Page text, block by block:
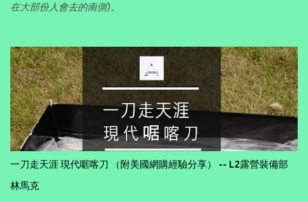
在大部份人會去的南側)。
一刀走天涯 現代啹喀刀 （附美國網購經驗分享） -- L2露營裝備部
林馬克